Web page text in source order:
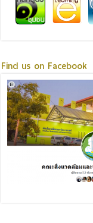
Find us on Facebook